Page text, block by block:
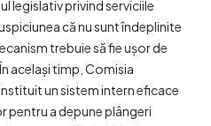
legislativ privind serviciile
că nu sunt îndeplinite
trebuie să fie ușor de
același timp, Comisia
un sistem intern eficace
pentru a depune plângeri